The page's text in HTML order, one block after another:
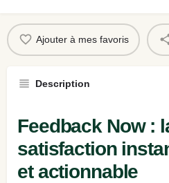
Ajouter à mes favoris
Description
Feedback Now :
satisfaction
et actionnable